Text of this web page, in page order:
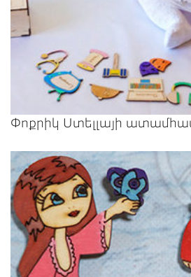
Փոքրիկ Ստելլայի